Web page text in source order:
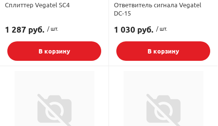
Сплиттер Vegatel SC4
1 287 руб. / шт.
В корзину
Ответвитель сигнала Vegatel
DC-15
1 030 руб. / шт.
В корзину